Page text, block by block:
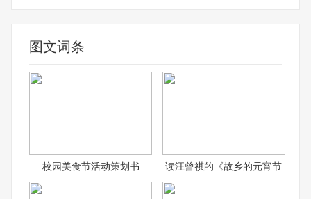
图文词条
校园美食节活动策划书 读汪曾祺的《故乡的元宵节